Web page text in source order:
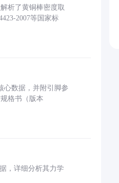
析了黄铜棒密度取
2007等国家标
心数据，并附引脚参
格书（版本
，详细分析其力学